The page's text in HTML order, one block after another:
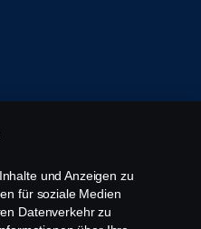
reserved. Scania
und Anzeigen zu
für soziale Medien
Datenverkehr zu